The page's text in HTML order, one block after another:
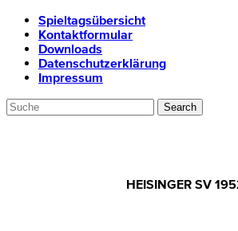
Spieltagsübersicht
Kontaktformular
Downloads
Datenschutzerklärung
Impressum
HEISINGER SV